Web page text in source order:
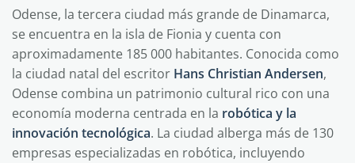
Odense, la tercera ciudad más grande de Dinamarca,
se encuentra en la isla de Fionia y cuenta con
aproximadamente 185 000 habitantes. Conocida como
la ciudad natal del escritor Hans Christian Andersen,
Odense combina un patrimonio cultural rico con una
economía moderna centrada en la robótica y la
innovación tecnológica. La ciudad alberga más de 130
empresas especializadas en robótica, incluyendo